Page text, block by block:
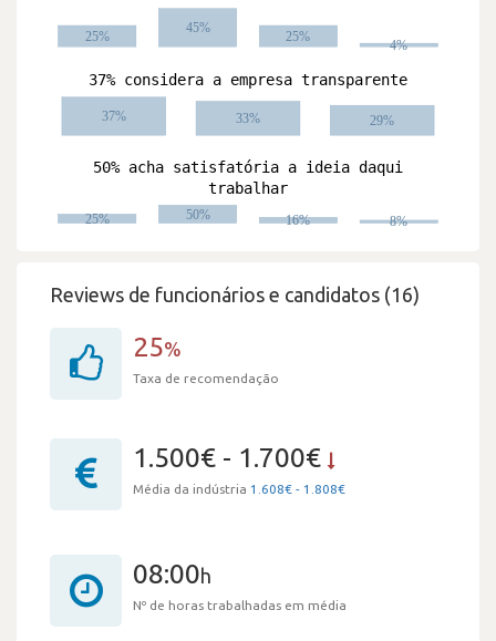
Reviews de funcionários e candidatos (16)
25%
Taxa de recomendação
1.500€ - 1.700€
Média da indústria 1.608€ - 1.808€
08:00h
Nº de horas trabalhadas em média